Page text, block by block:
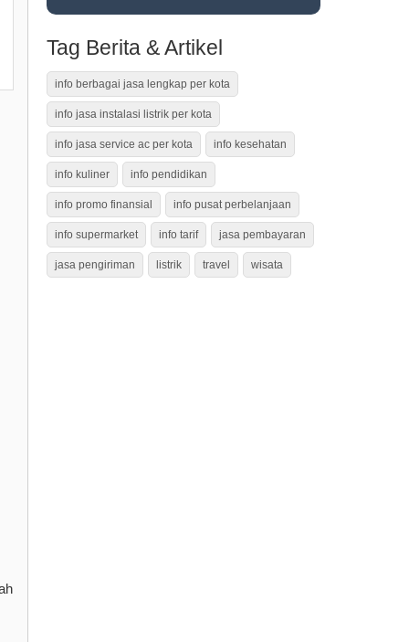
Tag Berita & Artikel
info berbagai jasa lengkap per kota
info jasa instalasi listrik per kota
info jasa service ac per kota info kesehatan
info kuliner info pendidikan
info promo finansial info pusat perbelanjaan
info supermarket info tarif jasa pembayaran
jasa pengiriman listrik travel wisata